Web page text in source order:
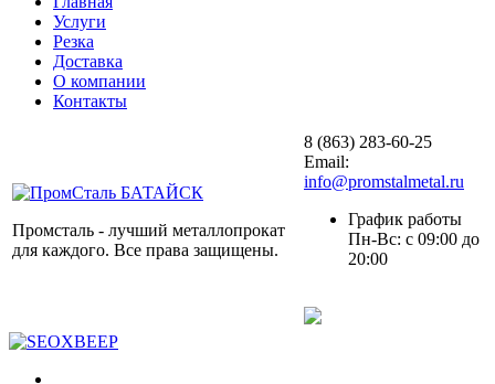
Услуги
Резка
Доставка
О компании
Контакты
Промсталь - лучший металлопрокат
для каждого. Все права защищены.
8 (863) 283-60-25
Email:
info@promstalmetal.ru
График работы
Пн-Вс: с 09:00 до
20:00